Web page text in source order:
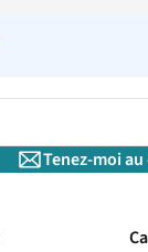
Tenez-moi